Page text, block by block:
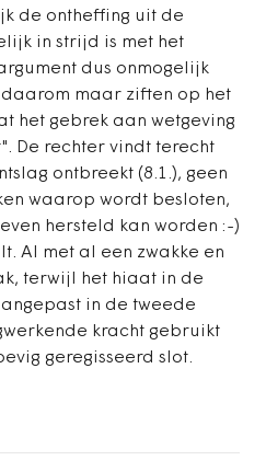
de ontheffing uit de
in strijd is met het
dus onmogelijk
maar ziften op het
het gebrek aan wetgeving
De rechter vindt terecht
ontbreekt (8.1.), geen
waarop wordt besloten,
hersteld kan worden :-)
Al met al een zwakke en
terwijl het hiaat in de
in de tweede
kracht gebruikt
geregisseerd slot.